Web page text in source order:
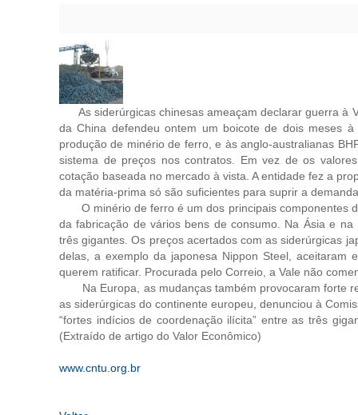
As siderúrgicas chinesas ameaçam declarar guerra à
da China defendeu ontem um boicote de dois meses
produção de minério de ferro, e às anglo-australianas
sistema de preços nos contratos. Em vez de os
cotação baseada no mercado à vista. A entidade fez a
da matéria-prima só são suficientes para suprir a
O minério de ferro é um dos principais componentes
da fabricação de vários bens de consumo. Na Ásia e
três gigantes. Os preços acertados com as siderúrgicas
delas, a exemplo da japonesa Nippon Steel,
querem ratificar. Procurada pelo Correio, a Vale não
Na Europa, as mudanças também provocaram forte
as siderúrgicas do continente europeu, denunciou à
“fortes indícios de coordenação ilícita” entre as três
(Extraído de artigo do Valor Econômico)
www.cntu.org.br